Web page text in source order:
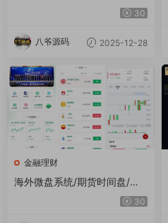
宇宙 锁仓挖矿、币币、法币、
30
八爷源码 2025-12-28
金融理财
海外微盘系统/期货时间盘/多
30